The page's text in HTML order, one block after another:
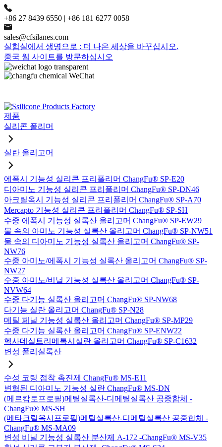
+86 27 8439 6550 | +86 181 6277 0058
sales@cfsilanes.com
실험실에서 생명으로 : 더 나은 세상을 바꾸십시오.
중국 웹 사이트를 방문하십시오
제품
실리콘 폴리머
실란 올리고머
에폭시 기능성 실리콘 프리폴리머 ChangFu® SP-E20
디아미노 기능성 실리콘 프리폴리머 ChangFu® SP-DN46
아크릴옥시 기능성 실리콘 프리폴리머 ChangFu® SP-A70
Mercapto 기능성 실리콘 프리폴리머 ChangFu® SP-SH
수중 에폭시 기능성 실록산 올리고머 ChangFu® SP-EW29
물 속의 아미노 기능성 실록산 올리고머 ChangFu® SP-NW51
물 속의 디아미노 기능성 실록산 올리고머 ChangFu® SP-
NW76
수중 아미노/에폭시 기능성 실록산 올리고머 ChangFu® SP-
NW27
수중 아미노/비닐 기능성 실록산 올리고머 ChangFu® SP-
NVW64
수중 다기능 실록산 올리고머 ChangFu® SP-NW68
다기능 실란 올리고머 ChangFu® SP-N28
메틸 페닐 기능성 실록산 올리고머 ChangFu® SP-MP29
수중 다기능 실록산 올리고머 ChangFu® SP-ENW22
헥사데실트리메톡시실란 올리고머 ChangFu® SP-C1632
변성 폴리실록산
수성 코팅 접착 촉진제 ChangFu® MS-E11
변형된 디아미노 기능성 실란 ChangFu® MS-DN
(메르캅토프로필)메틸실록산-디메틸실록산 공중합체 -
ChangFu® MS-SH
(메타크릴옥시프로필)메틸실록산-디메틸실록산 공중합체 -
ChangFu® MS-MA09
변성 비닐 기능성 실록산 분산제 A-172 -ChangFu® MS-V35